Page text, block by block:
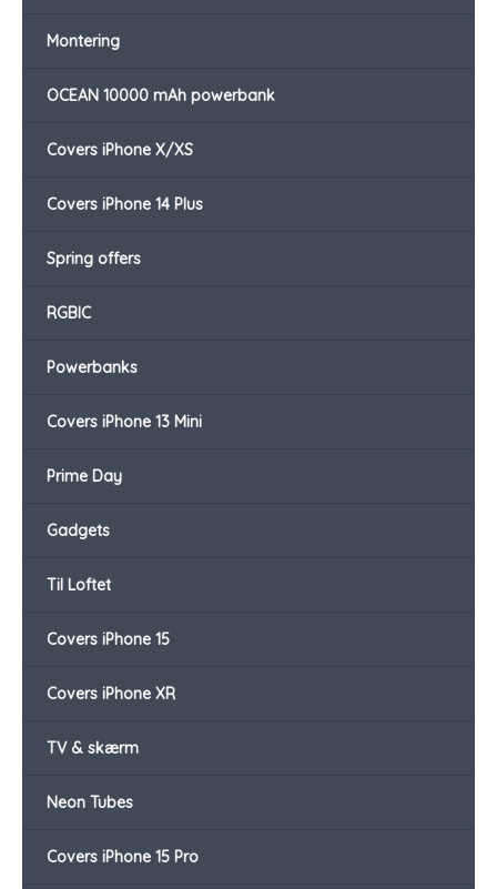
Montering
OCEAN 10000 mAh powerbank
Covers iPhone X/XS
Covers iPhone 14 Plus
Spring offers
RGBIC
Powerbanks
Covers iPhone 13 Mini
Prime Day
Gadgets
Til Loftet
Covers iPhone 15
Covers iPhone XR
TV & skærm
Neon Tubes
Covers iPhone 15 Pro